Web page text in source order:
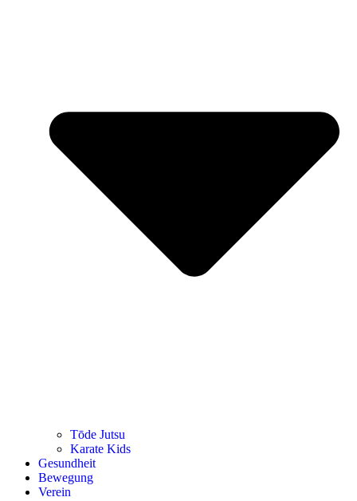
Tōde Jutsu
Kara­te Kids
Gesund­heit
Bewe­gung
Ver­ein